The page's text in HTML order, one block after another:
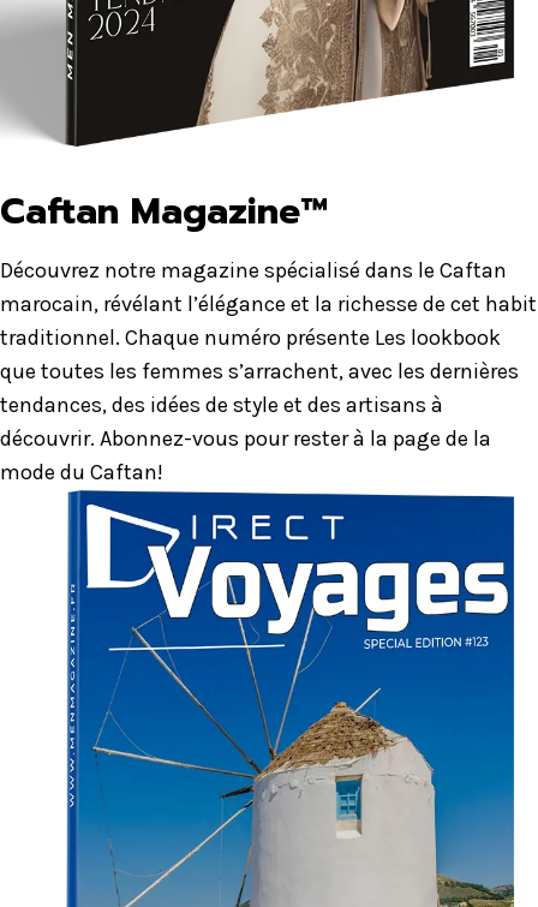
Caftan Magazine™
Découvrez notre magazine spécialisé dans le Caftan
marocain, révélant l’élégance et la richesse de cet habit
traditionnel. Chaque numéro présente Les lookbook
que toutes les femmes s’arrachent, avec les dernières
tendances, des idées de style et des artisans à
découvrir. Abonnez-vous pour rester à la page de la
mode du Caftan!